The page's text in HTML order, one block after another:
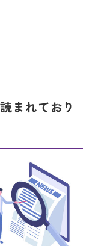
まれており